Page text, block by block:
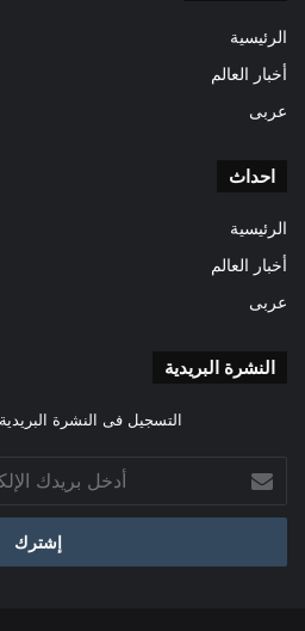
الرئيسية
أخبار العالم
عربى
احداث
الرئيسية
أخبار العالم
عربى
النشرة البريدية
التسجيل فى النشرة
بريدك
الإلكتروني